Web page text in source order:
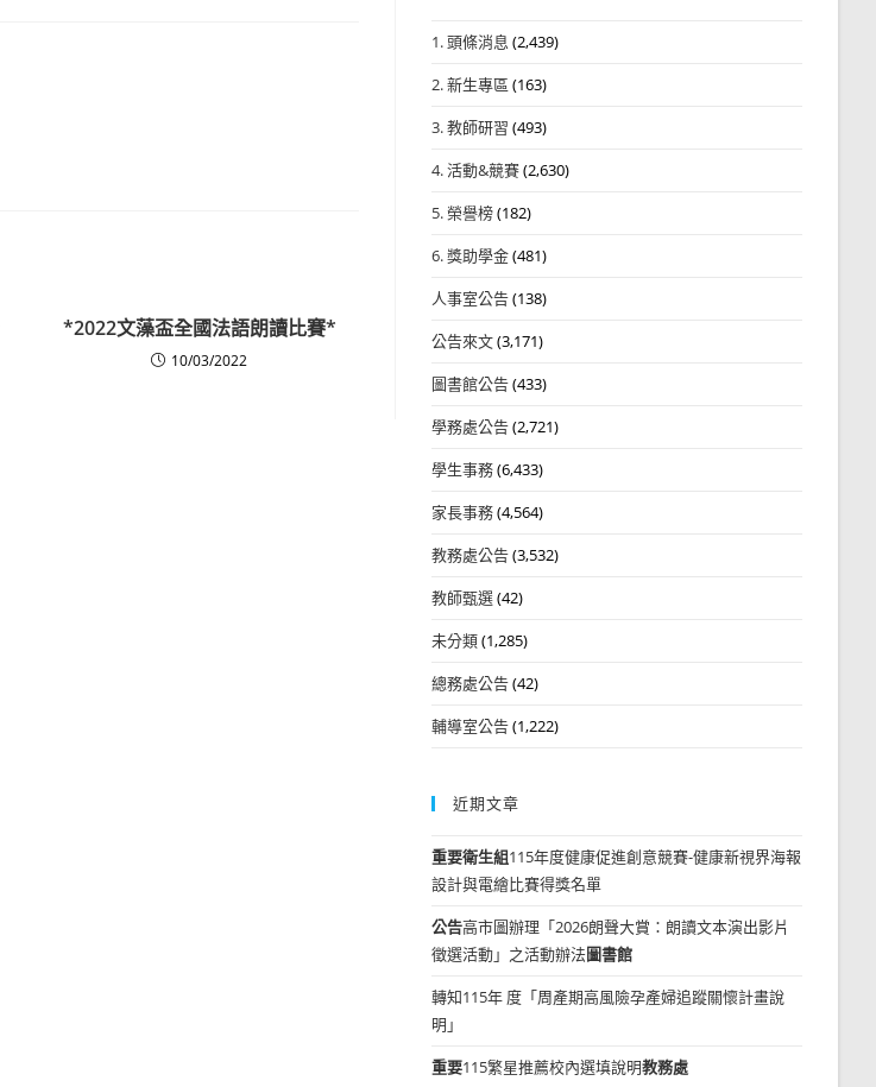
*2022文藻盃全國法語朗讀比賽*
10/03/2022
1. 頭條消息 (2,439)
2. 新生專區 (163)
3. 教師研習 (493)
4. 活動&競賽(2,630)
5. 榮譽榜(182)
6. 獎助學金(481)
人事室公告(138)
公告來文(3,171)
圖書館公告(433)
學務處公告(2,721)
學生事務(6,433)
家長事務(4,564)
教務處公告(3,532)
教師甄選(42)
未分類(1,285)
總務處公告(42)
輔導室公告(1,222)
近期文章
重要衛生組115年度健康促進創意競賽-健康新視界海報
設計與電繪比賽得獎名單
公告高市圖辦理「2026朗聲大賞：朗讀文本演出影片
徵選活動」之活動辦法圖書館
轉知115年 度「周產期高風險孕產婦追蹤關懷計畫說
明」
重要115繁星推薦校內選填說明教務處